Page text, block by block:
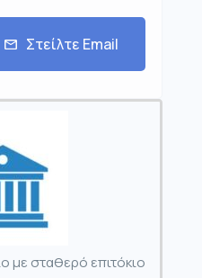
Στείλτε Email
με σταθερό επιτόκιο